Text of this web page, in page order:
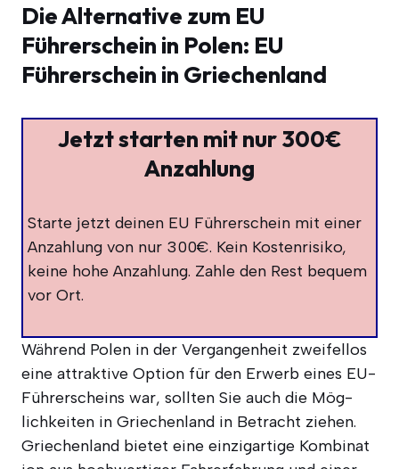
Die Alternative zum EU
Führerschein in Polen: EU
Führerschein in Griechenland
Jetzt starten mit nur 300€
Anzahlung
Star­te jetzt dei­nen EU Füh­rer­schein mit einer
Anzah­lung von nur 300€. Kein Kos­ten­ri­si­ko,
kei­ne hohe Anzah­lung. Zah­le den Rest bequem
vor Ort.
Wäh­rend Polen in der Ver­gan­gen­heit zwei­fel­los
eine attrak­ti­ve Opti­on für den Erwerb eines EU-
Füh­rer­scheins war, soll­ten Sie auch die Mög­
lich­kei­ten in Grie­chen­land in Betracht zie­hen.
Grie­chen­land bie­tet eine ein­zig­ar­ti­ge Kom­bi­na­t